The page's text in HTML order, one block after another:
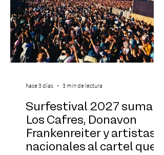
Surfestival 2027 suma a
Los Cafres, Donavon
Frankenreiter y artistas
nacionales al cartel que
hace 3 días 3 min de lectura